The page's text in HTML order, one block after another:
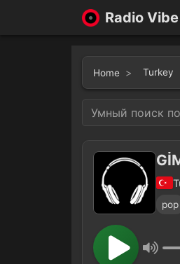
Radio Vibe
Home Turkey
pop